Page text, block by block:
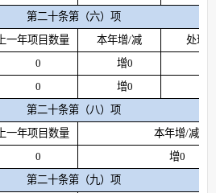
第二十条第（六）项
上一年项目数量 本年增/减
处理
0 增0
0 增0
第二十条第（八）项
上一年项目数量 本年增/减
0 增0
第二十条第（九）项